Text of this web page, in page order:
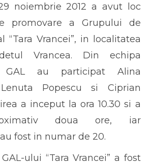
noiembrie 2012 a avut loc
promovare a Grupului de
“Tara Vrancei”, in localitatea
Vrancea. Din echipa
au participat Alina
Popescu si Ciprian
a inceput la ora 10.30 si a
doua ore, iar
fost in numar de 20.
ului “Tara Vrancei” a fost